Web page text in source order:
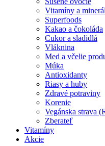
Vitamíny a
Superfoods
Kakao a čokoláda
Cukor a sladidlá
Vláknina
Med a včelie
Múka
Antioxidanty
Riasy a huby
Zdravé potraviny
Korenie
Vegánska strava
Zberateľ
Vitamíny
Akcie